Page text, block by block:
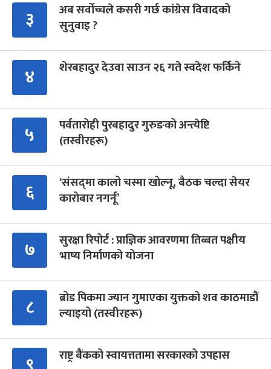
३
अब सर्वोच्चले कसरी गर्छ कांग्रेस विवादको
सुनुवाइ ?
४ शेरबहादुर देउवा साउन २६ गते स्वदेश फर्किने
५
पर्वतारोही पुरबहादुर गुरुङको अन्त्येष्टि
(तस्वीरहरू)
६
‘संसद्‍मा कालो चस्मा खोल्नू, बैठक चल्दा सेयर
कारोबार नगर्नू’
७
सुरक्षा रिपोर्ट : प्राज्ञिक आवरणमा तिब्बत पक्षीय
भाष्य निर्माणको योजना
८
ब्रोड पिकमा ज्यान गुमाएका युक्तको शव काठमाडौं
ल्याइयो (तस्वीरहरू)
राष्ट्र बैंकको स्वायत्ततामा सरकारको उपहास